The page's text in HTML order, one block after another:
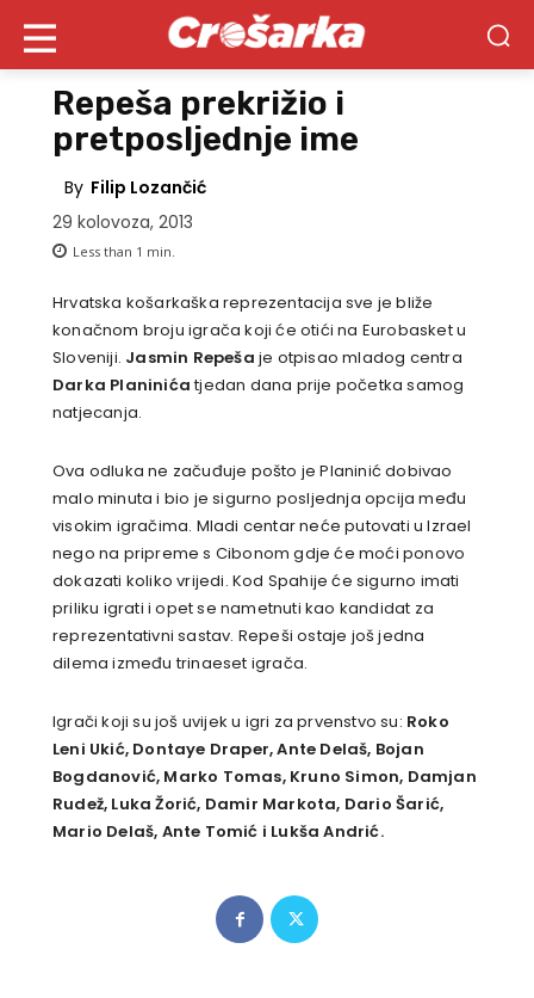
Repeša prekrižio i
pretposljednje ime
By Filip Lozančić
29 kolovoza, 2013
Less than 1 min.
Hrvatska košarkaška reprezentacija sve je bliže
konačnom broju igrača koji će otići na Eurobasket u
Sloveniji. Jasmin Repešaje otpisao mladog centra
Darka Planinićatjedan dana prije početka samog
natjecanja.
Ova odluka ne začuđuje pošto je Planinić dobivao
malo minuta i bio je sigurno posljednja opcija među
visokim igračima. Mladi centar neće putovati u Izrael
nego na pripreme s Cibonom gdje će moći ponovo
dokazati koliko vrijedi. Kod Spahije će sigurno imati
priliku igrati i opet se nametnuti kao kandidat za
reprezentativni sastav. Repeši ostaje još jedna
dilema između trinaeset igrača.
Igrači koji su još uvijek u igri za prvenstvo su: Roko
Leni Ukić, Dontaye Draper, Ante Delaš, Bojan
Bogdanović, Marko Tomas, Kruno Simon, Damjan
Rudež, Luka Žorić, Damir Markota, Dario Šarić,
Mario Delaš, Ante Tomić i Lukša Andrić.